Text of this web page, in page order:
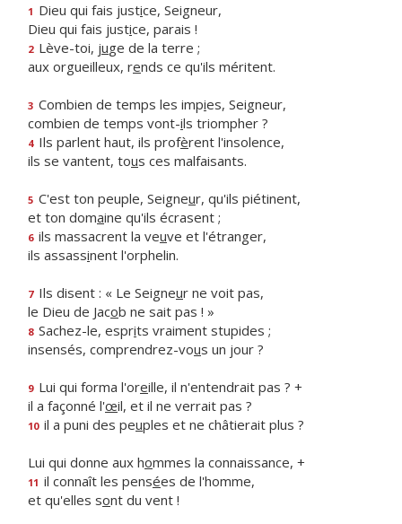
1 Dieu qui fais justice, Seigneur,
Dieu qui fais justice, parais !
2 Lève-toi, juge de la terre ;
aux orgueilleux, rends ce qu'ils méritent.
3 Combien de temps les impies, Seigneur,
combien de temps vont-ils triompher ?
4 Ils parlent haut, ils profèrent l'insolence,
ils se vantent, tous ces malfaisants.
5 C'est ton peuple, Seigneur, qu'ils piétinent,
et ton domaine qu'ils écrasent ;
6 ils massacrent la veuve et l'étranger,
ils assassinent l'orphelin.
7 Ils disent : « Le Seigneur ne voit pas,
le Dieu de Jacob ne sait pas ! »
8 Sachez-le, esprits vraiment stupides ;
insensés, comprendrez-vous un jour ?
9 Lui qui forma l'oreille, il n'entendrait pas ? +
il a façonné l'œil, et il ne verrait pas ?
10 il a puni des peuples et ne châtierait plus ?
Lui qui donne aux hommes la connaissance, +
11 il connaît les pensées de l'homme,
et qu'elles sont du vent !